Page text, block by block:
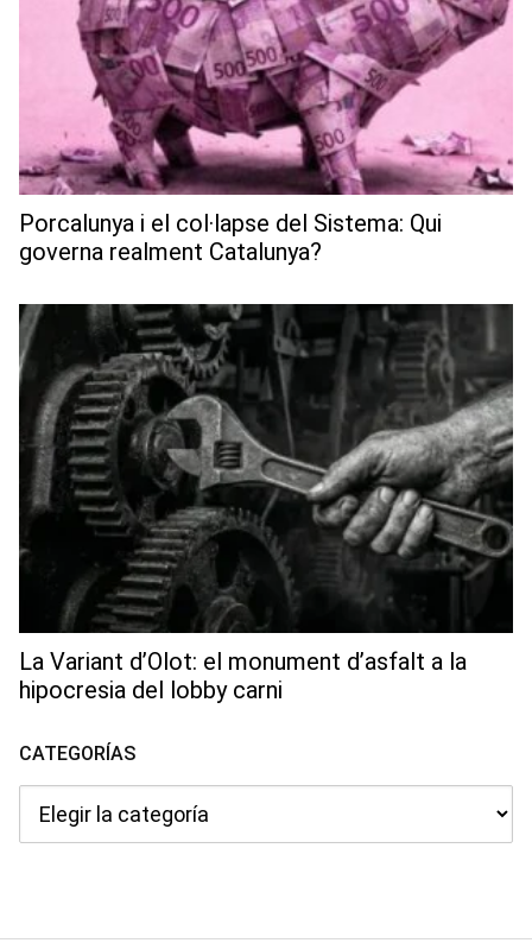
Porcalunya i el col·lapse del Sistema: Qui
governa realment Catalunya?
La Variant d’Olot: el monument d’asfalt a la
hipocresia del lobby carni
CATEGORÍAS